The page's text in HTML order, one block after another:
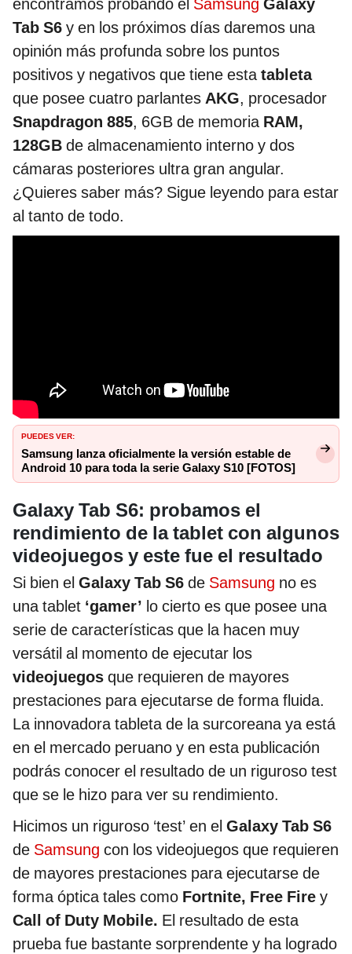
Tab S6 y en los próximos días daremos una
opinión más profunda sobre los puntos
positivos y negativos que tiene esta tableta
que posee cuatro parlantes AKG, procesador
Snapdragon 885, 6GB de memoria RAM,
128GB de almacenamiento interno y dos
cámaras posteriores ultra gran angular.
¿Quieres saber más? Sigue leyendo para estar
al tanto de todo.
PUEDES VER:
Samsung lanza oficialmente la versión estable de
Android 10 para toda la serie Galaxy S10 [FOTOS]
Galaxy Tab S6: probamos el
rendimiento de la tablet con algunos
videojuegos y este fue el resultado
Si bien el Galaxy Tab S6 de Samsung no es
una tablet ‘gamer’ lo cierto es que posee una
serie de características que la hacen muy
versátil al momento de ejecutar los
videojuegos que requieren de mayores
prestaciones para ejecutarse de forma fluida.
La innovadora tableta de la surcoreana ya está
en el mercado peruano y en esta publicación
podrás conocer el resultado de un riguroso test
que se le hizo para ver su rendimiento.
Hicimos un riguroso ‘test’ en el Galaxy Tab S6
de Samsung con los videojuegos que requieren
de mayores prestaciones para ejecutarse de
forma óptica tales como Fortnite, Free Fire y
Call of Duty Mobile. El resultado de esta
prueba fue bastante sorprendente y ha logrado